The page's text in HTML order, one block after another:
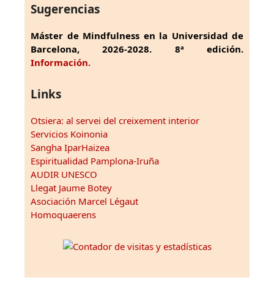
Sugerencias
Máster de Mindfulness en la Universidad de
Barcelona, 2026-2028. 8ª edición.
Información.
Links
Otsiera: al servei del creixement interior
Servicios Koinonia
Sangha IparHaizea
Espiritualidad Pamplona-Iruña
AUDIR UNESCO
Llegat Jaume Botey
Asociación Marcel Légaut
Homoquaerens